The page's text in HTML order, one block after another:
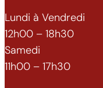
Lundi à Vendredi
12h00 – 18h30
Samedi
11h00 – 17h30